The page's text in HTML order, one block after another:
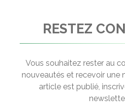
BMW présente la BMW i7, une
← Revenir aux actualités
RESTEZ
Vous souhaitez rester au
nouveautés et recevoir une
article est publié,